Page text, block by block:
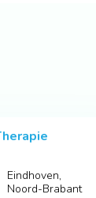
Eindhoven,
Noord-Brabant